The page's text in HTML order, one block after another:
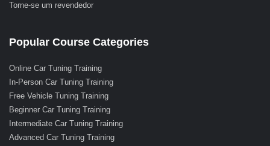
Torne-se um revendedor
Popular Course Categories
Online Car Tuning Training
In-Person Car Tuning Training
Free Vehicle Tuning Training
Beginner Car Tuning Training
Intermediate Car Tuning Training
Advanced Car Tuning Training